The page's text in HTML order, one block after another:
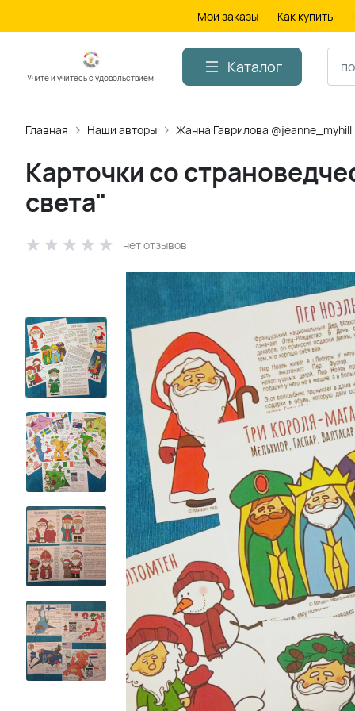
Мои заказы Как купить
Учите и учитесь с удовольствием!
Каталог
Главная Наши авторы Жанна Гаврилова @jeanne_myhill
Карточки со
света"
нет отзывов